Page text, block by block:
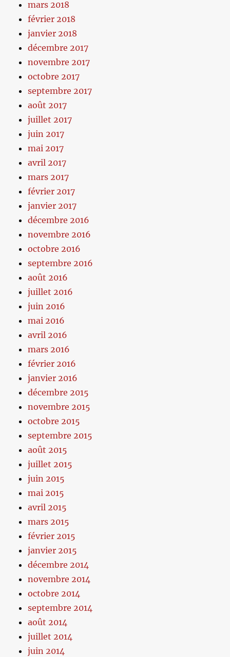
mars 2018
février 2018
janvier 2018
décembre 2017
novembre 2017
octobre 2017
septembre 2017
août 2017
juillet 2017
juin 2017
mai 2017
avril 2017
mars 2017
février 2017
janvier 2017
décembre 2016
novembre 2016
octobre 2016
septembre 2016
août 2016
juillet 2016
juin 2016
mai 2016
avril 2016
mars 2016
février 2016
janvier 2016
décembre 2015
novembre 2015
octobre 2015
septembre 2015
août 2015
juillet 2015
juin 2015
mai 2015
avril 2015
mars 2015
février 2015
janvier 2015
décembre 2014
novembre 2014
octobre 2014
septembre 2014
août 2014
juillet 2014
juin 2014